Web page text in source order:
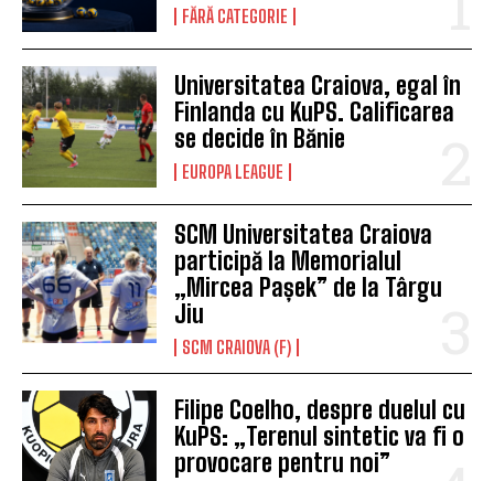
FĂRĂ CATEGORIE
Universitatea Craiova, egal în
Finlanda cu KuPS. Calificarea
se decide în Bănie
EUROPA LEAGUE
SCM Universitatea Craiova
participă la Memorialul
„Mircea Pașek” de la Târgu
Jiu
SCM CRAIOVA (F)
Filipe Coelho, despre duelul cu
KuPS: „Terenul sintetic va fi o
provocare pentru noi”